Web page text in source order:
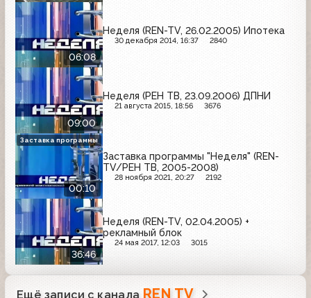
06:08
Неделя (REN-TV, 26.02.2005) Ипотека
30 декабря 2014, 16:37 2840
09:00
Неделя (РЕН ТВ, 23.09.2006) ДПНИ
21 августа 2015, 18:56 3676
00:10
Заставка программы "Неделя" (REN-
TV/РЕН ТВ, 2005-2008)
28 ноября 2021, 20:27 2192
Заставка программы
36:46
Неделя (REN-TV, 02.04.2005) +
рекламный блок
24 мая 2017, 12:03 3015
Ещё записи с канала REN TV